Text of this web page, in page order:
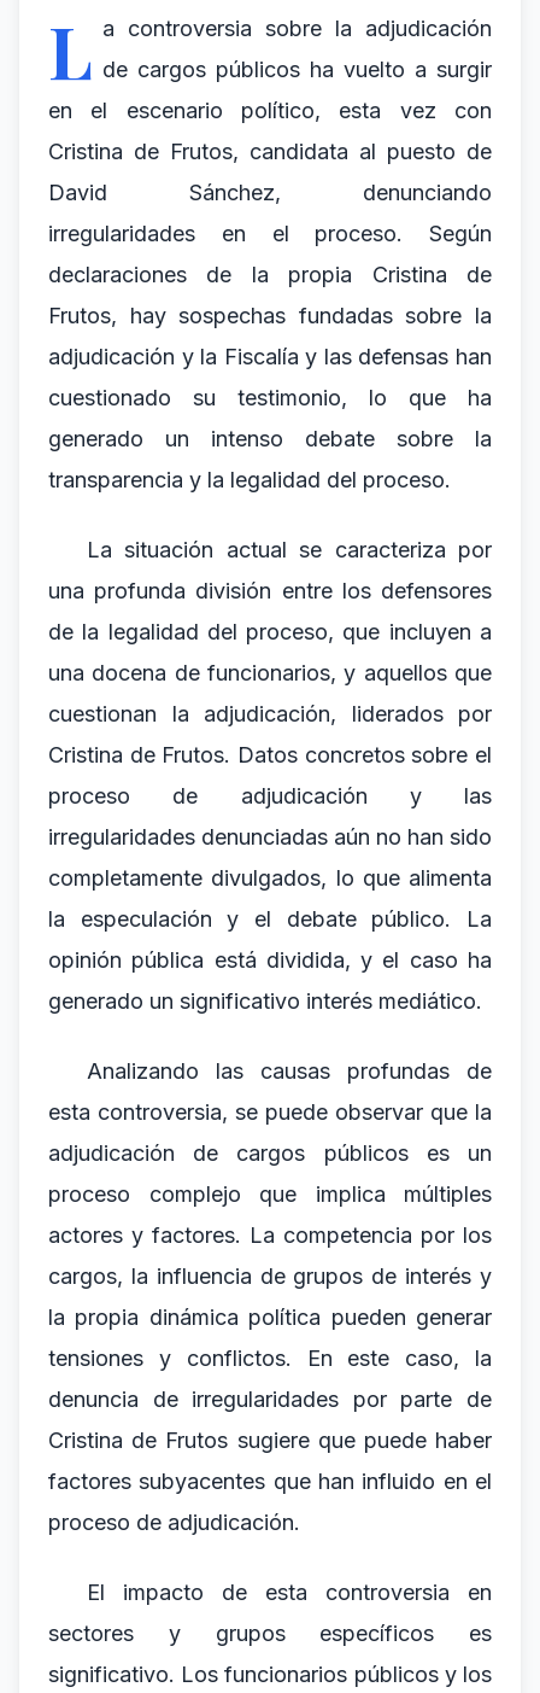
L a controversia sobre la adjudicación
de cargos públicos ha vuelto a surgir
en el escenario político, esta vez con
Cristina de Frutos, candidata al puesto de
David Sánchez, denunciando
irregularidades en el proceso. Según
declaraciones de la propia Cristina de
Frutos, hay sospechas fundadas sobre la
adjudicación y la Fiscalía y las defensas han
cuestionado su testimonio, lo que ha
generado un intenso debate sobre la
transparencia y la legalidad del proceso.
La situación actual se caracteriza por
una profunda división entre los defensores
de la legalidad del proceso, que incluyen a
una docena de funcionarios, y aquellos que
cuestionan la adjudicación, liderados por
Cristina de Frutos. Datos concretos sobre el
proceso de adjudicación y las
irregularidades denunciadas aún no han sido
completamente divulgados, lo que alimenta
la especulación y el debate público. La
opinión pública está dividida, y el caso ha
generado un significativo interés mediático.
Analizando las causas profundas de
esta controversia, se puede observar que la
adjudicación de cargos públicos es un
proceso complejo que implica múltiples
actores y factores. La competencia por los
cargos, la influencia de grupos de interés y
la propia dinámica política pueden generar
tensiones y conflictos. En este caso, la
denuncia de irregularidades por parte de
Cristina de Frutos sugiere que puede haber
factores subyacentes que han influido en el
proceso de adjudicación.
El impacto de esta controversia en
sectores y grupos específicos es
significativo. Los funcionarios públicos y los